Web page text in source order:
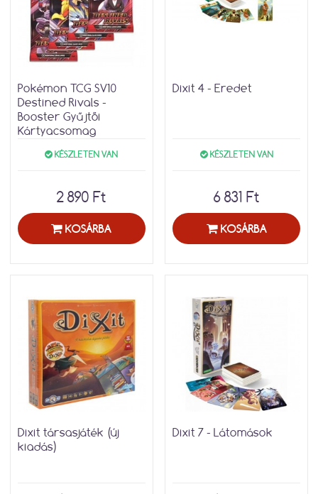
Pokémon TCG SV10
Destined Rivals -
Booster Gyűjtői
Kártyacsomag
KÉSZLETEN VAN
2 890 Ft
KOSÁRBA
Dixit 4 - Eredet
KÉSZLETEN VAN
6 831 Ft
KOSÁRBA
Dixit társasjáték (új
kiadás)
Dixit 7 - Látomások